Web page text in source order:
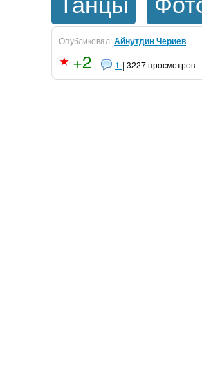
Опубликовал:Айнутдин Чериев
+2 1 | 3227 просмотров